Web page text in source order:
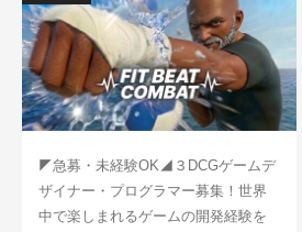
◤急募・未経験OK◢３DCGゲームデ
ザイナー・プログラマー募集！世界
中で楽しまれるゲームの開発経験を